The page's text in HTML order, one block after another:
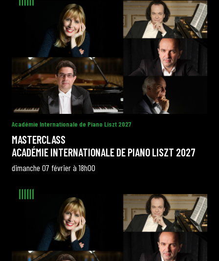
Académie Internationale de Piano Liszt 2027
MASTERCLASS
ACADÉMIE INTERNATIONALE DE PIANO LISZT 2027
dimanche 07 février à 18h00